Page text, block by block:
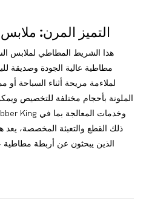
التميز المرن:
هذا الشريط المطاطي لملابس
مطاطية عالية الجودة وصديقة
لملاءمة مريحة أثناء السباحة
الملونة بأحجام مختلفة للتخصيص
ذلك القطع والتعبئة المخصصة، يعد
الذين يبحثون عن أربطة مطاطية